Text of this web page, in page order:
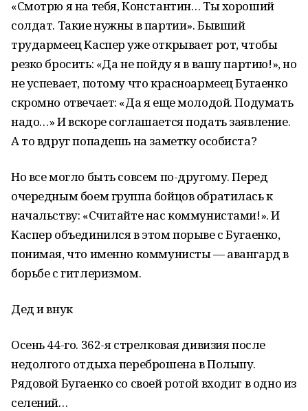
«Смотрю я на тебя, Константин… Ты хороший
солдат. Такие нужны в партии». Бывший
трудармеец Каспер уже открывает рот, чтобы
резко бросить: «Да не пойду я в вашу партию!», но
не успевает, потому что красноармеец Бугаенко
скромно отвечает: «Да я еще молодой. Подумать
надо…» И вскоре соглашается подать заявление.
А то вдруг попадешь на заметку особиста?
Но все могло быть совсем по-другому. Перед
очередным боем группа бойцов обратилась к
начальству: «Считайте нас коммунистами!». И
Каспер объединился в этом порыве с Бугаенко,
понимая, что именно коммунисты — авангард в
борьбе с гитлеризмом.
Дед и внук
Осень 44-го. 362-я стрелковая дивизия после
недолгого отдыха переброшена в Польшу.
Рядовой Бугаенко со своей ротой входит в одно из
селений…